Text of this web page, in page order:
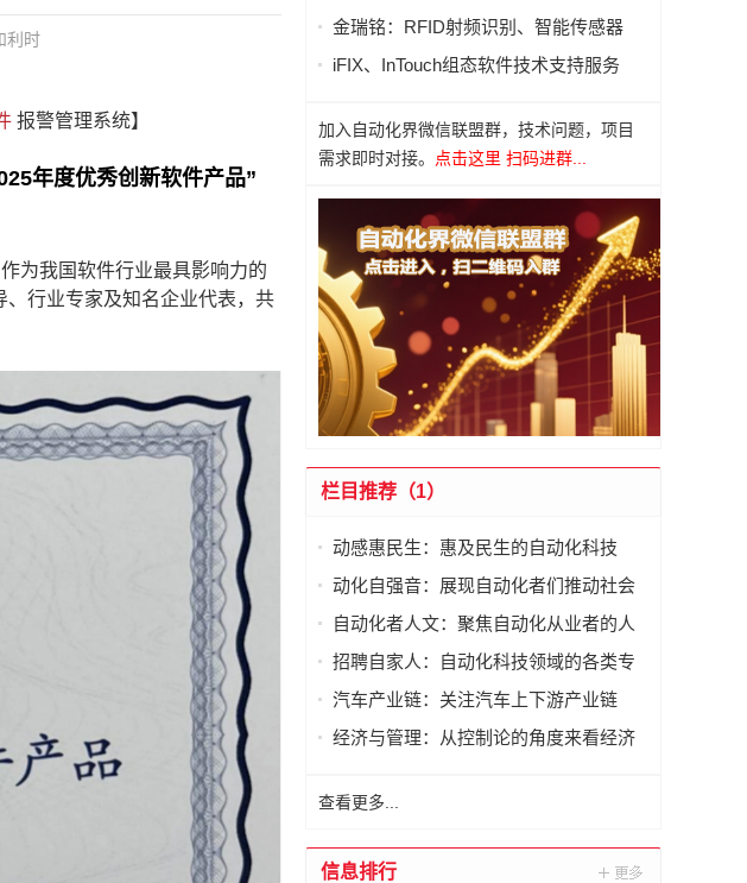
利时
报警管理系统】
年度优秀创新软件产品”
为我国软件行业最具影响力的
、行业专家及知名企业代表，共
金瑞铭：RFID射频识别、智能传感器
iFIX、InTouch组态软件技术支持服务
加入自动化界微信联盟群，技术问题，项目
需求即时对接。
点击这里 扫码进群...
栏目推荐（1）
动感惠民生：惠及民生的自动化科技
动化自强音：展现自动化者们推动社会
进步发出的响亮声音
自动化者人文：聚焦自动化从业者的人
文思考
招聘自家人：自动化科技领域的各类专
家及人才需求资讯
汽车产业链：关注汽车上下游产业链
经济与管理：从控制论的角度来看经济
查看更多...
信息排行